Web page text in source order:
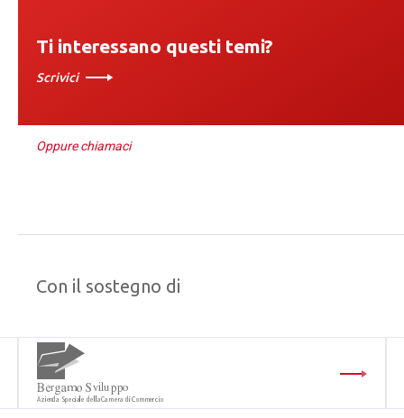
Ti interessano questi temi?
Scrivici
Oppure chiamaci
Con il sostegno di